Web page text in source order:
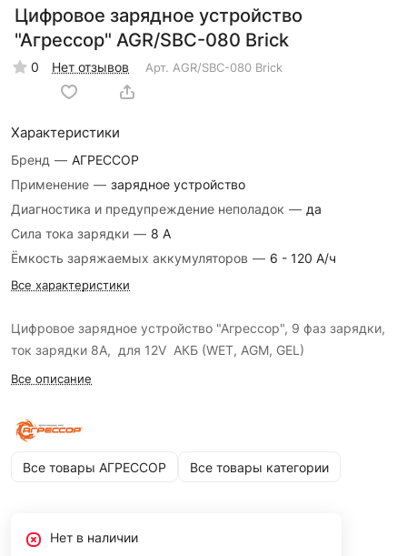
Цифровое зарядное устройство
"Агрессор" AGR/SBC-080 Brick
0 Нет отзывов Арт. AGR/SBC-080 Brick
Характеристики
Бренд — АГРЕССОР
Применение — зарядное устройство
Диагностика и предупреждение неполадок — да
Сила тока зарядки — 8 А
Ёмкость заряжаемых аккумуляторов — 6 - 120 А/ч
Все характеристики
Цифровое зарядное устройство "Агрессор", 9 фаз зарядки,
ток зарядки 8А, для 12V АКБ (WET, AGM, GEL)
Все описание
Все товары АГРЕССОР Все товары категории
Нет в наличии